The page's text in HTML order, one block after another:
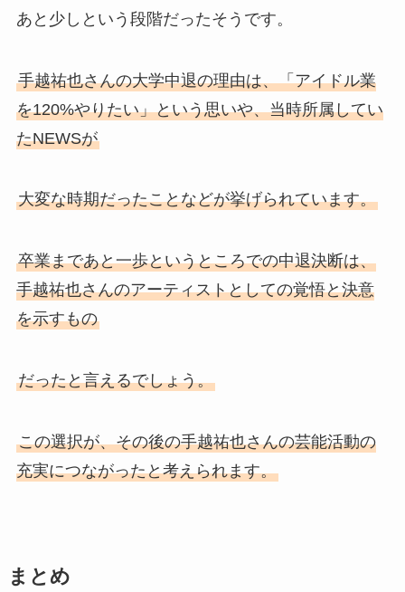
あと少しという段階だったそうです。
手越祐也さんの大学中退の理由は、「アイドル業
を120%やりたい」という思いや、当時所属してい
たNEWSが
大変な時期だったことなどが挙げられています。
卒業まであと一歩というところでの中退決断は、
手越祐也さんのアーティストとしての覚悟と決意
を示すもの
だったと言えるでしょう。
この選択が、その後の手越祐也さんの芸能活動の
充実につながったと考えられます。
まとめ